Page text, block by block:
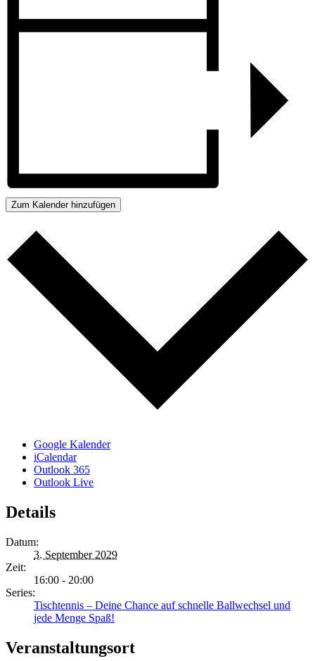
Zum Kalender hinzufügen
Google Kalender
iCalendar
Outlook 365
Outlook Live
Details
Datum:
3. September 2029
Zeit:
16:00 - 20:00
Series:
Tischtennis – Deine Chance auf schnelle Ballwechsel und
jede Menge Spaß!
Veranstaltungsort